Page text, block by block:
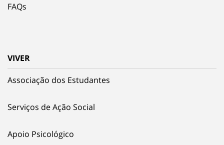
FAQs
VIVER
Associação dos Estudantes
Serviços de Ação Social
Apoio Psicológico